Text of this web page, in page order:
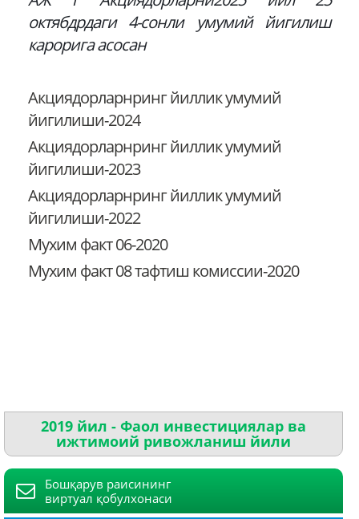
октябдрдаги 4-сонли умумий йигилиш
карорига асосан
Акциядорларнринг йиллик умумий
йигилиши-2024
Акциядорларнринг йиллик умумий
йигилиши-2023
Акциядорларнринг йиллик умумий
йигилиши-2022
Мухим факт 06-2020
Мухим факт 08 тафтиш комиссии-2020
2019 йил - Фаол инвестициялар ва
ижтимоий ривожланиш йили
Бошқарув раисининг
виртуал қобулхонаси